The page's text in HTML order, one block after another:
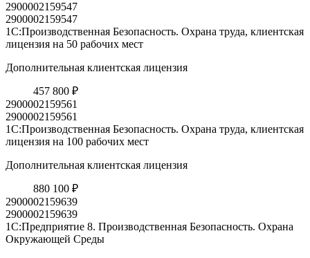
2900002159547
2900002159547
1С:Производственная Безопасность. Охрана труда, клиентская
лицензия на 50 рабочих мест
Дополнительная клиентская лицензия
457 800 ₽
2900002159561
2900002159561
1С:Производственная Безопасность. Охрана труда, клиентская
лицензия на 100 рабочих мест
Дополнительная клиентская лицензия
880 100 ₽
2900002159639
2900002159639
1С:Предприятие 8. Производственная Безопасность. Охрана
Окружающей Среды